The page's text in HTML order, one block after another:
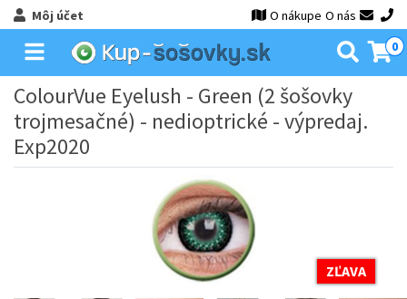
Môj účet O nákupe O nás
0
ColourVue Eyelush - Green (2 šošovky
trojmesačné) - nedioptrické - výpredaj.
Exp2020
ZĽAVA